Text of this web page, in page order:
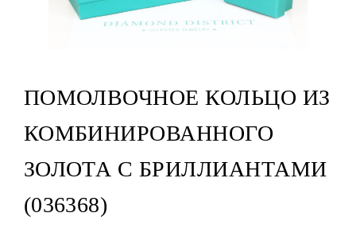
ПОМОЛВОЧНОЕ КОЛЬЦО ИЗ
КОМБИНИРОВАННОГО
ЗОЛОТА С БРИЛЛИАНТАМИ
(036368)